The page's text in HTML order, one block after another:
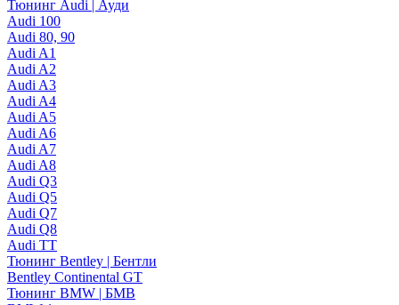
Тюнинг Audi | Ауди
Audi 100
Audi 80, 90
Audi A1
Audi A2
Audi A3
Audi A4
Audi A5
Audi A6
Audi A7
Audi A8
Audi Q3
Audi Q5
Audi Q7
Audi Q8
Audi TT
Тюнинг Bentley | Бентли
Bentley Continental GT
Тюнинг BMW | БМВ